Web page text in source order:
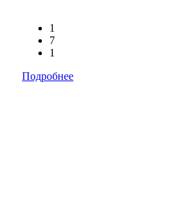
1
7
1
Подробнее